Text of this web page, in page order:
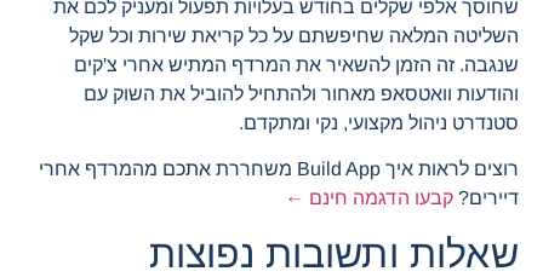
שחוסך אלפי שקלים בחודש בעלויות תפעול ומעניק לכם את
השליטה המלאה שחיפשתם על כל קריאת שירות וכל שקל
שנגבה. זה הזמן להשאיר את המרדף המתיש אחרי צ'קים
והודעות וואטסאפ מאחור ולהתחיל להוביל את השוק עם
סטנדרט ניהול מקצועי, נקי ומתקדם.
רוצים לראות איך Build App משחררת אתכם מהמרדף אחרי
דיירים? קבעו הדגמה חינם ←
שאלות ותשובות נפוצות